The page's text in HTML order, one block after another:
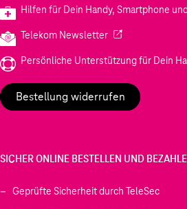
Hilfen für Dein Handy, Smartphone
Telekom Newsletter(Wird in einem
Persönliche Unterstützung für Dein
Bestellung widerrufen
SICHER ONLINE BESTELLEN UND
Geprüfte Sicherheit durch TeleSec